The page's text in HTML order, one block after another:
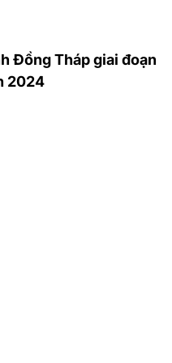
Đồng Tháp giai đoạn
2024